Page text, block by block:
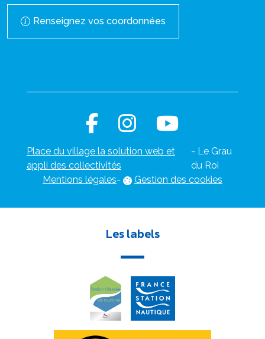
Renseignez vos coordonnées
Place du village la solution web et
appli des collectivités
- Le Grau
du Roi
Mentions légales- Gestion des cookies
Les labels